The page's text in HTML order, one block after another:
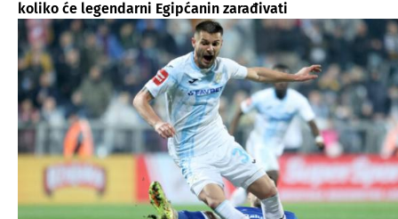
koliko će legendarni Egipćanin zarađivati